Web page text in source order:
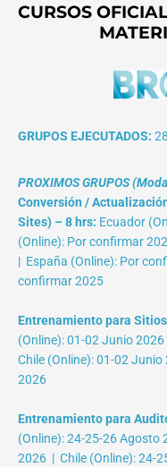
CURSOS
GRUPOS EJECUTADOS:
PROXIMOS GRUPOS
Conversión /
Sites) – 8 hrs: Ecuador
(Online): Por confirmar
| España (Online): Por
confirmar 2025
Entrenamiento para
(Online): 01-02 Junio
Chile (Online): 01-02
2026
Entrenamiento para
(Online): 24-25-26 Agosto
2026 | Chile (Online): 24-